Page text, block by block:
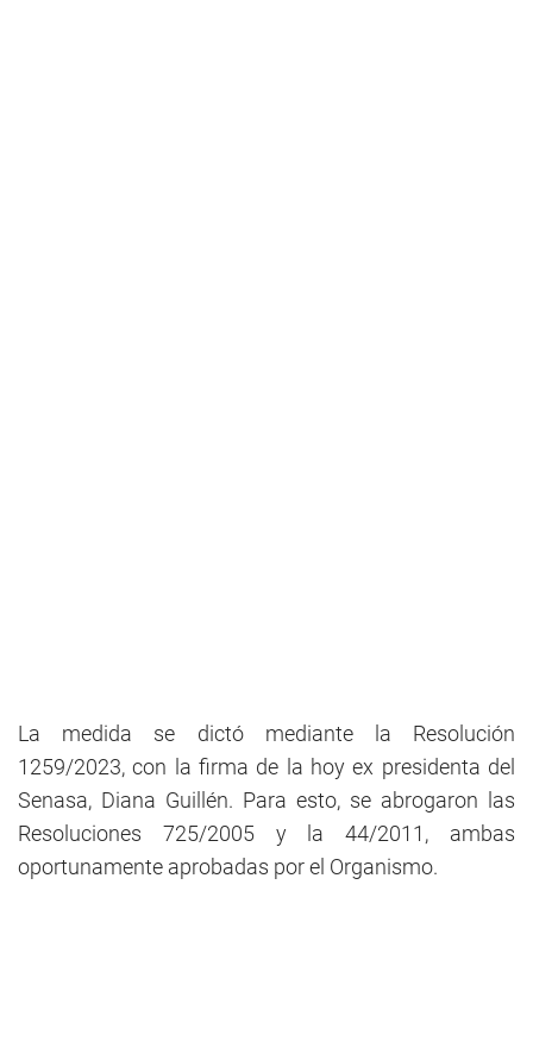
La medida se dictó mediante la Resolución
1259/2023, con la firma de la hoy ex presidenta del
Senasa, Diana Guillén. Para esto, se abrogaron las
Resoluciones 725/2005 y la 44/2011, ambas
oportunamente aprobadas por el Organismo.